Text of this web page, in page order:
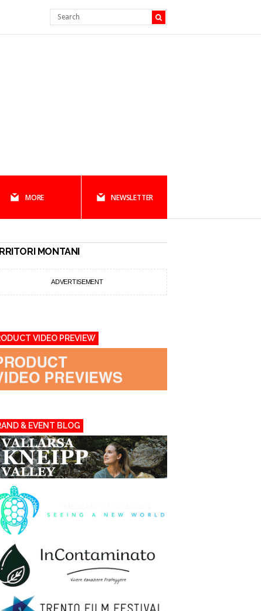
MORE NEWSLETTER
MONTANI
ADVERTISEMENT
VIDEO PREVIEW
& EVENT BLOG